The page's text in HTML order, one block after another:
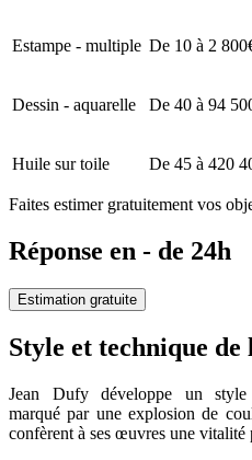
Estampe - multiple De 10 à 2
Dessin - aquarelle De 40 à 94
Huile sur toile De 45 à 420
Faites estimer gratuitement vos
Réponse en - de 24h
Estimation gratuite
Style et technique
Jean Dufy développe un style
marqué par une explosion de
confèrent à ses œuvres une vitalité